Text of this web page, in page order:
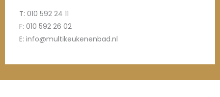
T: 010 592 24 11
F: 010 592 26 02
E: info@multikeukenenbad.nl